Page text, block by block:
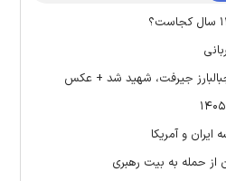
جیرفت، شهید شد + عکس
ایران و آمریکا
حمله به بیت رهبری